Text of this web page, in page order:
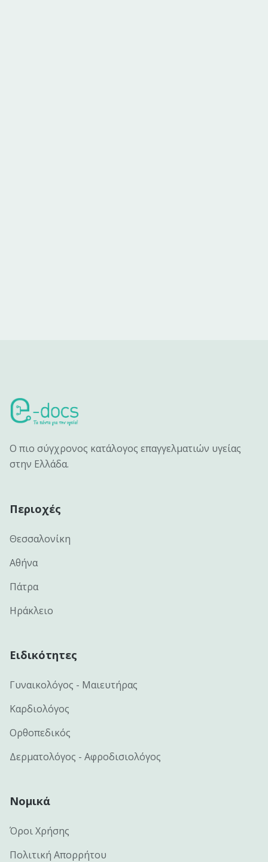
Ο πιο σύγχρονος κατάλογος επαγγελματιών υγείας
στην Ελλάδα.
Περιοχές
Θεσσαλονίκη
Αθήνα
Πάτρα
Ηράκλειο
Ειδικότητες
Γυναικολόγος - Μαιευτήρας
Καρδιολόγος
Ορθοπεδικός
Δερματολόγος - Αφροδισιολόγος
Νομικά
Όροι Χρήσης
Πολιτική Απορρήτου